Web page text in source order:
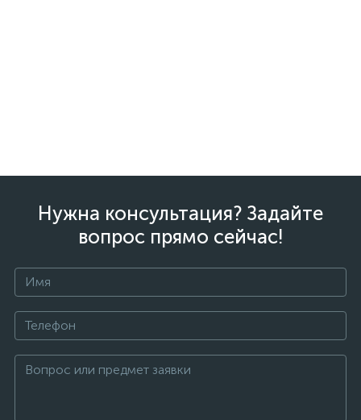
Нужна консультация? Задайте
вопрос прямо сейчас!